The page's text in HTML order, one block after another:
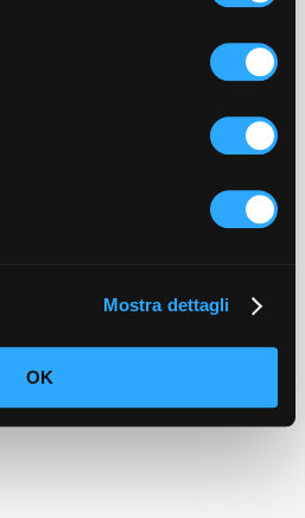
Mostra dettagli
OK
access may be invalid.
to property for a new